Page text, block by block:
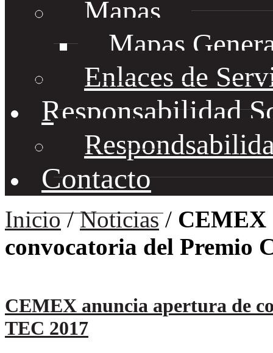
Mapas
Mapas
Enlaces de
Responsabilidad
Contacto
Inicio/Noticias/ CEMEX
convocatoria del Premio
CEMEX anuncia apertura de
TEC 2017